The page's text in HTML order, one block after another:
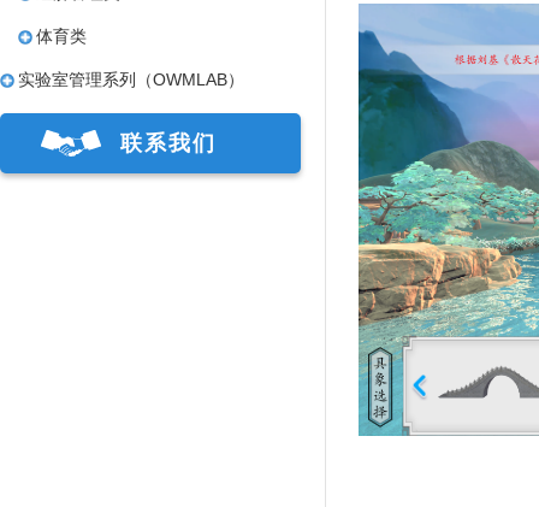
体育类
实验室管理系列（OWMLAB）
联系我们